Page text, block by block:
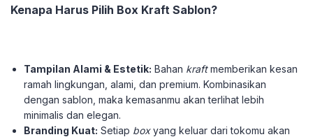
Kenapa Harus Pilih Box Kraft Sablon?
Tampilan Alami & Estetik: Bahan kraftmemberikan kesan
ramah lingkungan, alami, dan premium. Kombinasikan
dengan sablon, maka kemasanmu akan terlihat lebih
minimalis dan elegan.
Branding Kuat: Setiap boxyang keluar dari tokomu akan